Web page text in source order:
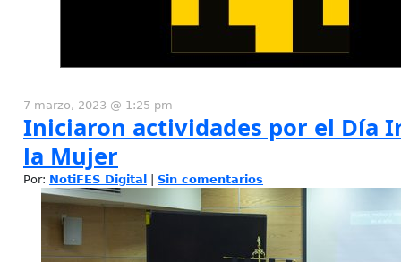
7 marzo, 2023 @ 1:25 pm
Iniciaron actividades por el Día
la Mujer
Por: NotiFES Digital Sin comentarios